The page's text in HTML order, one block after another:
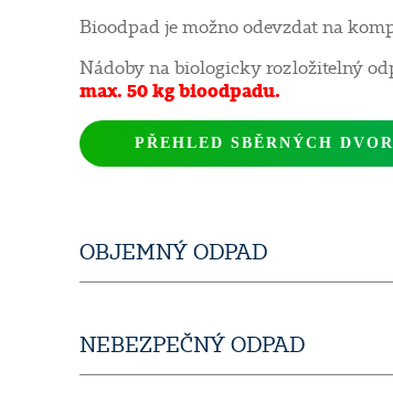
Bioodpad je možno odevzdat na
Nádoby na biologicky rozložitelný
max. 50 kg bioodpadu.
PŘEHLED SBĚRNÝCH
OBJEMNÝ ODPAD
NEBEZPEČNÝ ODPAD